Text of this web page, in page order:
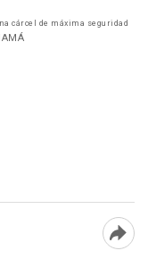
cárcel de máxima seguridad